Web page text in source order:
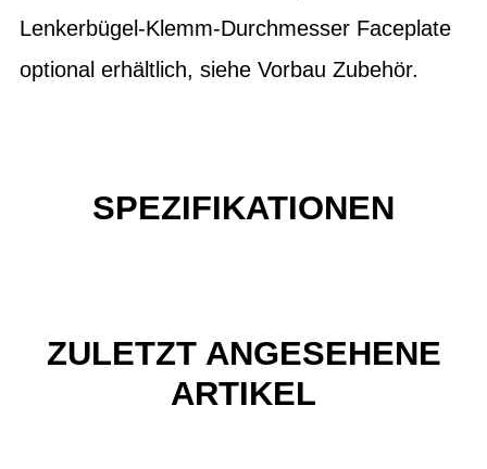
Lenkerbügel-Klemm-Durchmesser Faceplate
optional erhältlich, siehe Vorbau Zubehör.
SPEZIFIKATIONEN
ZULETZT ANGESEHENE
ARTIKEL